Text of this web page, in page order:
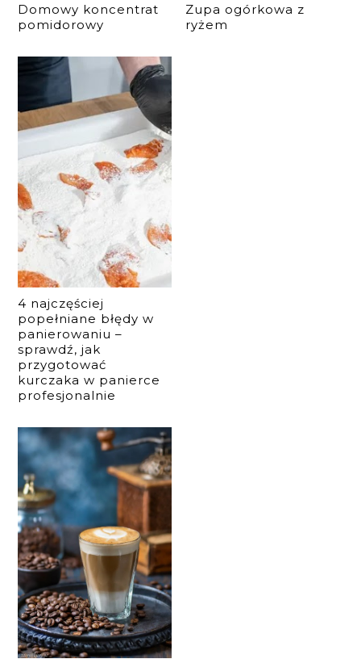
Domowy koncentrat
pomidorowy
Zupa ogórkowa z
ryżem
4 najczęściej
popełniane błędy w
panierowaniu –
sprawdź, jak
przygotować
kurczaka w panierce
profesjonalnie